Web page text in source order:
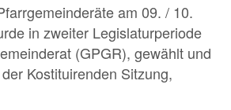
am 09. / 10.
in zweiter Legislaturperiode
(GPGR), gewählt und
Kostituirenden Sitzung,